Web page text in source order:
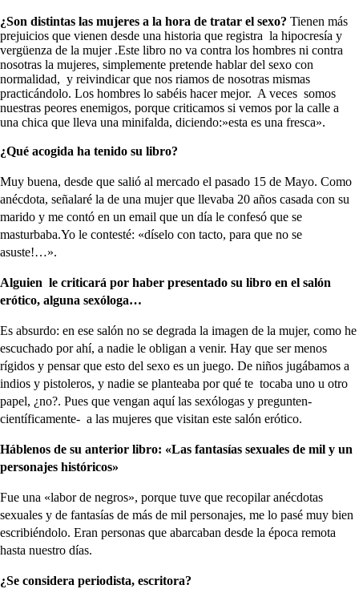
¿Son distintas las mujeres a la hora de tratar el sexo? Tienen más
prejuicios que vienen desde una historia que registra la hipocresía y
vergüenza de la mujer .Este libro no va contra los hombres ni contra
nosotras la mujeres, simplemente pretende hablar del sexo con
normalidad, y reivindicar que nos riamos de nosotras mismas
practicándolo. Los hombres lo sabéis hacer mejor. A veces somos
nuestras peores enemigos, porque criticamos si vemos por la calle a
una chica que lleva una minifalda, diciendo:»esta es una fresca».
¿Qué acogida ha tenido su libro?
Muy buena, desde que salió al mercado el pasado 15 de Mayo. Como
anécdota, señalaré la de una mujer que llevaba 20 años casada con su
marido y me contó en un email que un día le confesó que se
masturbaba.Yo le contesté: «díselo con tacto, para que no se
asuste!…».
Alguien le criticará por haber presentado su libro en el salón
erótico, alguna sexóloga…
Es absurdo: en ese salón no se degrada la imagen de la mujer, como he
escuchado por ahí, a nadie le obligan a venir. Hay que ser menos
rígidos y pensar que esto del sexo es un juego. De niños jugábamos a
indios y pistoleros, y nadie se planteaba por qué te tocaba uno u otro
papel, ¿no?. Pues que vengan aquí las sexólogas y pregunten-
científicamente- a las mujeres que visitan este salón erótico.
Háblenos de su anterior libro: «Las fantasías sexuales de mil y un
personajes históricos»
Fue una «labor de negros», porque tuve que recopilar anécdotas
sexuales y de fantasías de más de mil personajes, me lo pasé muy bien
escribiéndolo. Eran personas que abarcaban desde la época remota
hasta nuestro días.
¿Se considera periodista, escritora?